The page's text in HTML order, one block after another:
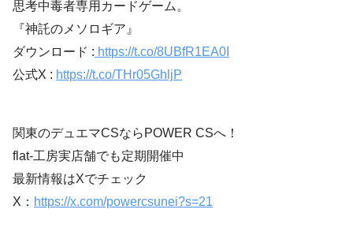
思考中毒者専用カードゲーム。
『神託のメソロギア』
ダウンロード : https://t.co/8UBfR1EA0I
公式X : https://t.co/THr05GhljP
関東のデュエマCSならPOWER CSへ！
flat-工房実店舗でも定期開催中
最新情報はXでチェック
X： https://x.com/powercsunei?s=21